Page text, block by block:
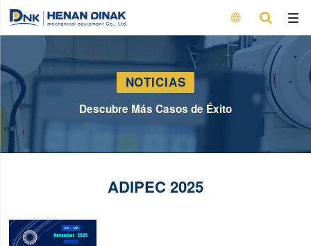

NOTICIAS
Descubre Más Casos de Éxito
ADIPEC 2025